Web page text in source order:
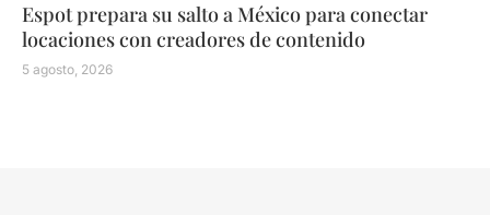
Espot prepara su salto a México para conectar
locaciones con creadores de contenido
5 agosto, 2026